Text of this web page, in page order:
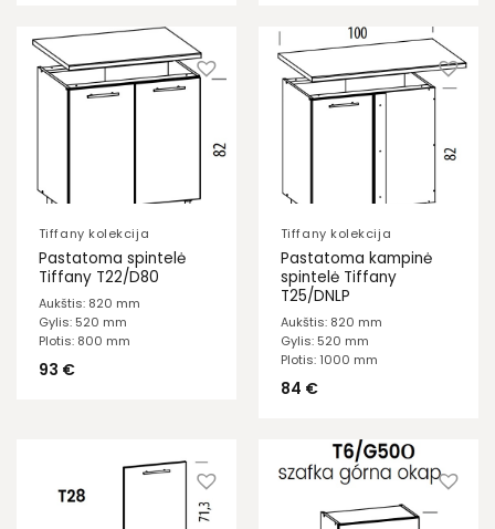
Tiffany kolekcija
Pastatoma spintelė
Tiffany T22/D80
Aukštis: 820 mm
Gylis: 520 mm
Plotis: 800 mm
93 €
Tiffany kolekcija
Pastatoma kampinė
spintelė Tiffany
T25/DNLP
Aukštis: 820 mm
Gylis: 520 mm
Plotis: 1000 mm
84 €